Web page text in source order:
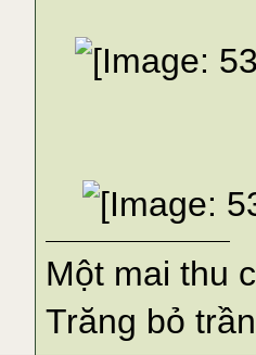
Một mai thu
Trăng bỏ